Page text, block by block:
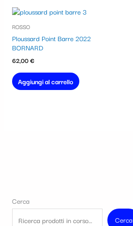
ROSSO
Ploussard Point Barre 2022
BORNARD
62,00€
Aggiungi al carrello
Cerca
Cerca